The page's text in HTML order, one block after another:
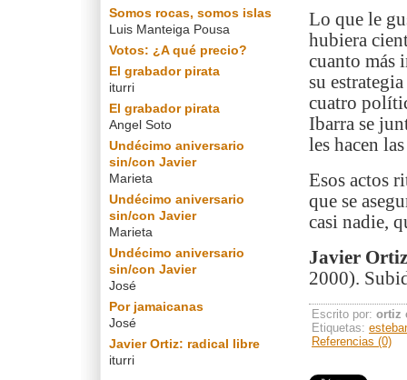
Lo que le
hubiera
cuanto más
su
cuatro
Ibarra se
les hacen
Esos actos
que se
casi nadie,
Javier Ortiz
2000).
Escrito por: ortiz
Etiquetas:
Referencias (0)
Somos rocas, somos islas
Luis Manteiga Pousa
Votos: ¿A qué precio?
El grabador pirata
iturri
El grabador pirata
Angel Soto
Undécimo aniversario
sin/con Javier
Marieta
Undécimo aniversario
sin/con Javier
Marieta
Undécimo aniversario
sin/con Javier
José
Por jamaicanas
José
Javier Ortiz: radical libre
iturri